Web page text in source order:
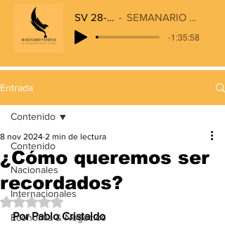
SV 28-12-2025
SEMANARIO VERITAS RADIO
-1:35:58
Entrada
Contenido
Nacionales
Internacionales
Economía & Negocios
Contenido
¿Cómo queremos ser
recordados?
8 nov 2024 2 min de lectura
Obtuvo NaN de 5 estrellas.
Por Pablo Cristaldo